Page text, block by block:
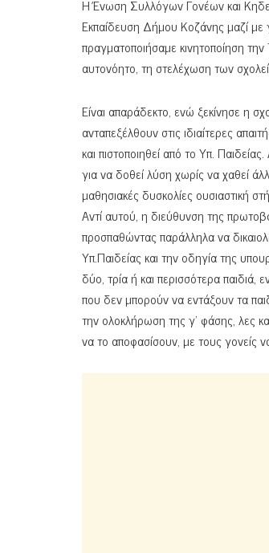
Η Ένωση Συλλόγων Γονέων και
Εκπαίδευση Δήμου Κοζάνης μαζί
πραγματοποιήσαμε κινητοποίηση
αυτονόητο, τη στελέχωση των
Είναι απαράδεκτο, ενώ ξεκίνησε η
ανταπεξέλθουν στις ιδιαίτερες
και πιστοποιηθεί από το Υπ.
για να δοθεί λύση χωρίς να χαθεί
μαθησιακές δυσκολίες ουσιαστική
Αντί αυτού, η διεύθυνση της
προσπαθώντας παράλληλα να
Υπ.Παιδείας και την οδηγία της
δύο, τρία ή και περισσότερα
που δεν μπορούν να εντάξουν τα
την ολοκλήρωση της γ’ φάσης, λες
να το αποφασίσουν, με τους γονείς